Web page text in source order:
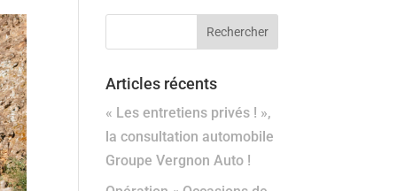
Articles récents
« Les entretiens privés ! »,
la consultation automobile
Groupe Vergnon Auto !